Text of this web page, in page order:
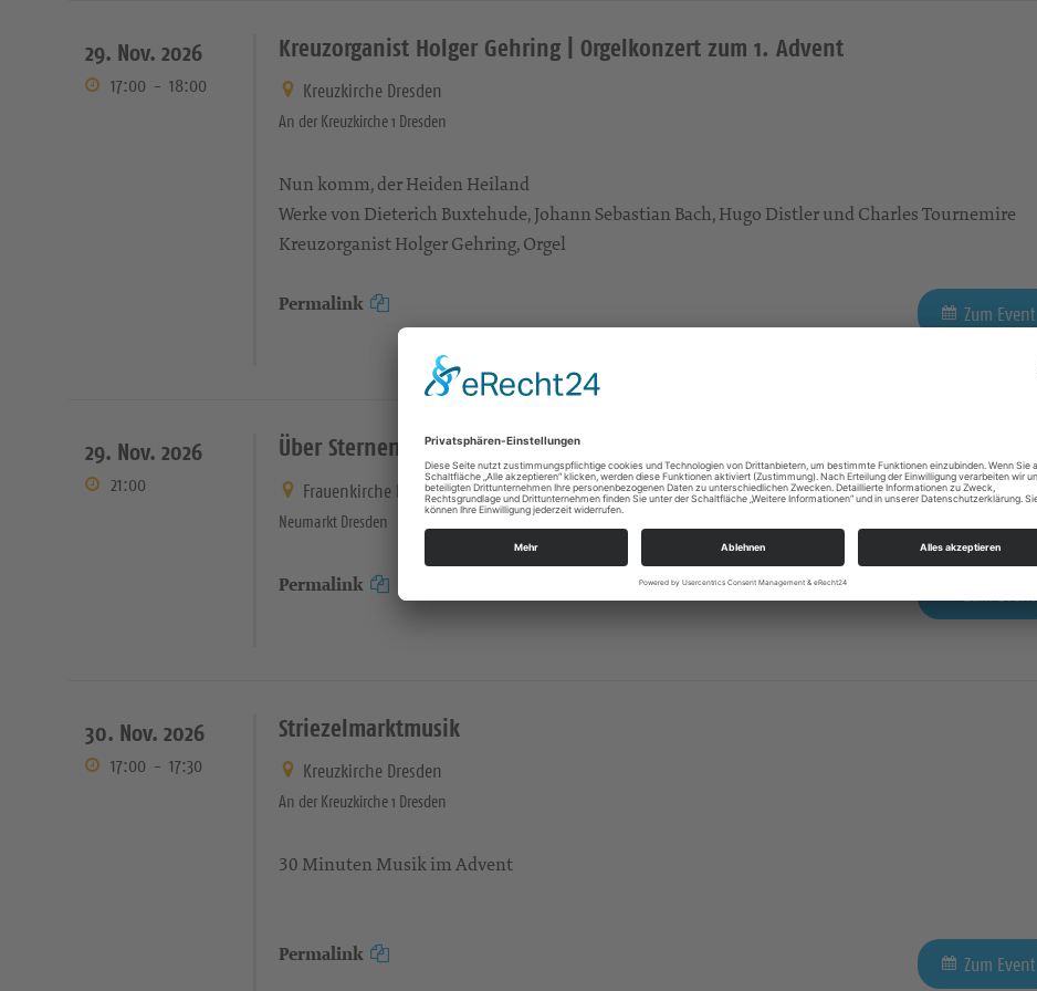
29. Nov. 2026
17:00 - 18:00
Kreuzorganist Holger Gehring | Orgelkonzert zum 1. Advent
Kreuzkirche Dresden
An der Kreuzkirche 1 Dresden
Nun komm, der Heiden Heiland
Werke von Dieterich Buxtehude, Johann Sebastian Bach, Hugo Distler und Charles Tournemire
Kreuzorganist Holger Gehring, Orgel
Permalink Zum Event
29. Nov. 2026
21:00
Über Sternen muss er wohnen
Frauenkirche Dresden
Neumarkt Dresden
Permalink Zum Event
30. Nov. 2026
17:00 - 17:30
Striezelmarktmusik
Kreuzkirche Dresden
An der Kreuzkirche 1 Dresden
30 Minuten Musik im Advent
Permalink Zum Event